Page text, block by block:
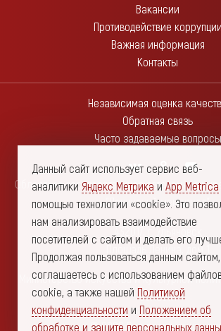
Вакансии
Противодействие коррупции
Важная информация
Контакты
Независимая оценка
Обратная связь
Часто задаваемые вопросы
Областное государственное автономное
"Ленинский мемориал"
432017, г. Ульяновск
Площадь Ленина, дом 1
Министерство искусства и культурной
области
© 2026 Все права
Данный сайт использует сервис веб-
аналитики Яндекс Метрика и App Metrica
помощью технологии «cookie». Это
нам анализировать взаимодействие
посетителей с сайтом и делать его
Продолжая пользоваться данным
соглашаетесь с использованием
cookie, а также нашей Политикой
конфиденциальности и Положением об
обработке и защите персональных